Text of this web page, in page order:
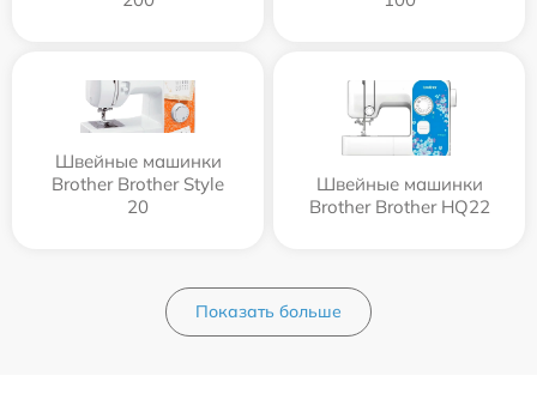
Швейные машинки
Brother Brother Style
20
Швейные машинки
Brother Brother HQ22
Показать больше